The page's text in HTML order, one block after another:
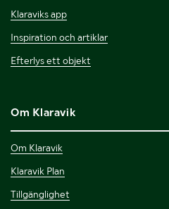
Klaraviks app
Inspiration och artiklar
Efterlys ett objekt
Om Klaravik
Om Klaravik
Klaravik Plan
Tillgänglighet